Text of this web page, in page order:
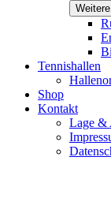
Tennishallen
Shop
Kontakt
Lage &